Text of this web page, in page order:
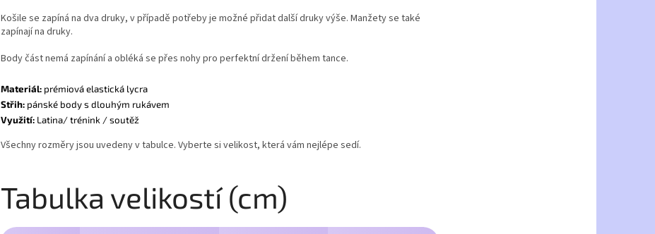
Košile se zapíná na dva druky, v případě potřeby je možné přidat další druky výše. Manžety se také
zapínají na druky.
Body část nemá zapínání a obléká se přes nohy pro perfektní držení během tance.
Materiál: prémiová elastická lycra
Střih: pánské body s dlouhým rukávem
Využití: Latina/ trénink / soutěž
Všechny rozměry jsou uvedeny v tabulce. Vyberte si velikost, která vám nejlépe sedí.
Tabulka velikostí (cm)